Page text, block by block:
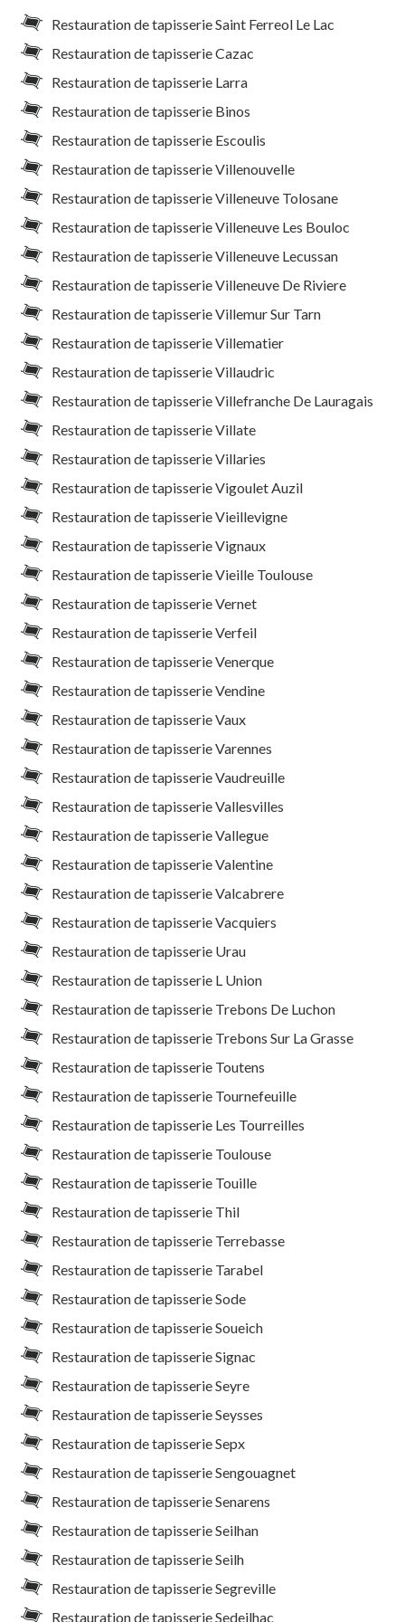
Restauration de tapisserie Saint Ferreol Le Lac
Restauration de tapisserie Cazac
Restauration de tapisserie Larra
Restauration de tapisserie Binos
Restauration de tapisserie Escoulis
Restauration de tapisserie Villenouvelle
Restauration de tapisserie Villeneuve Tolosane
Restauration de tapisserie Villeneuve Les Bouloc
Restauration de tapisserie Villeneuve Lecussan
Restauration de tapisserie Villeneuve De Riviere
Restauration de tapisserie Villemur Sur Tarn
Restauration de tapisserie Villematier
Restauration de tapisserie Villaudric
Restauration de tapisserie Villefranche De Lauragais
Restauration de tapisserie Villate
Restauration de tapisserie Villaries
Restauration de tapisserie Vigoulet Auzil
Restauration de tapisserie Vieillevigne
Restauration de tapisserie Vignaux
Restauration de tapisserie Vieille Toulouse
Restauration de tapisserie Vernet
Restauration de tapisserie Verfeil
Restauration de tapisserie Venerque
Restauration de tapisserie Vendine
Restauration de tapisserie Vaux
Restauration de tapisserie Varennes
Restauration de tapisserie Vaudreuille
Restauration de tapisserie Vallesvilles
Restauration de tapisserie Vallegue
Restauration de tapisserie Valentine
Restauration de tapisserie Valcabrere
Restauration de tapisserie Vacquiers
Restauration de tapisserie Urau
Restauration de tapisserie L Union
Restauration de tapisserie Trebons De Luchon
Restauration de tapisserie Trebons Sur La Grasse
Restauration de tapisserie Toutens
Restauration de tapisserie Tournefeuille
Restauration de tapisserie Les Tourreilles
Restauration de tapisserie Toulouse
Restauration de tapisserie Touille
Restauration de tapisserie Thil
Restauration de tapisserie Terrebasse
Restauration de tapisserie Tarabel
Restauration de tapisserie Sode
Restauration de tapisserie Soueich
Restauration de tapisserie Signac
Restauration de tapisserie Seyre
Restauration de tapisserie Seysses
Restauration de tapisserie Sepx
Restauration de tapisserie Sengouagnet
Restauration de tapisserie Senarens
Restauration de tapisserie Seilhan
Restauration de tapisserie Seilh
Restauration de tapisserie Segreville
Restauration de tapisserie Sedeilhac